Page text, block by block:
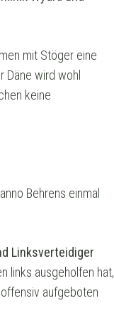
mit Stöger eine
Däne wird wohl
keine
Behrens einmal
Linksverteidiger
links ausgeholfen hat,
aufgeboten